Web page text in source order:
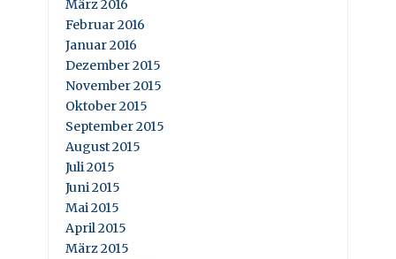
März 2016
Februar 2016
Januar 2016
Dezember 2015
November 2015
Oktober 2015
September 2015
August 2015
Juli 2015
Juni 2015
Mai 2015
April 2015
März 2015